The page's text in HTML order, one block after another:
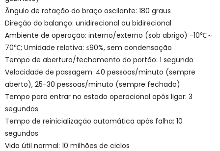
Ângulo de rotação do braço oscilante: 180 graus
Direção do balanço: unidirecional ou bidirecional
Ambiente de operação: interno/externo (sob abrigo) -10℃～
70℃; Umidade relativa: ≤90%, sem condensação
Tempo de abertura/fechamento do portão: 1 segundo
Velocidade de passagem: 40 pessoas/minuto (sempre
aberto), 25-30 pessoas/minuto (sempre fechado)
Tempo para entrar no estado operacional após ligar: 3
segundos
Tempo de reinicialização automática após falha: 10
segundos
Vida útil normal: 10 milhões de ciclos